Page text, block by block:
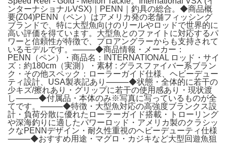
ンターナショナルVSX)｜PENN｜釣具の総合。◆商品概
要(Z04)PENN（ペン）はアメリカ発の老舗フィッシング
ブランドで、特に大型魚向けのリールやロッドで世界的に
高い評価を得ています。大型魚とのファイトに対応するパ
ワーと信頼性が特徴で、プロアングラーからも支持されて
いるモデルです。⸻◆商品情報・メーカー：
PENN（ペン）・商品名：INTERNATIONAL ロッド・サイ
ズ：約180cm（実測）・素材 : グラスファイバー系ブラン
ク・その他スペック：ローラーガイド仕様、ヘビーデュー
ティ設計、USA製表記あり⸻◆状態・全体的に若干の
少キズ/擦れあり・グリップに若干の使用感あり・現状渡
し⸻◆付属品・本体のみ※写真に写っているものが全
てです。⸻◆特徴・大型魚対応の高強度ブランクス設
計・負荷分散に優れたローラーガイド搭載・トローリング
や深海釣りに適したパワーロッド・アメリカ製のクラシッ
クなPENNデザイン・耐久性重視のヘビーデューティ仕様
⸻◆おすすめ用途・マグロ・カジキなど大型回遊魚狙